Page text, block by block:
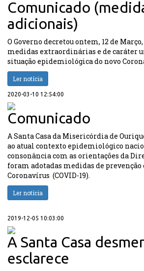
Comunicado
adicionais)
O Governo decretou ontem, 12 de
medidas extraordinárias e de caráter
situação epidemiológica do novo
Ler notícia
2020-03-10 12:54:00
Comunicado
A Santa Casa da Misericórdia de
ao atual contexto epidemiológico
consonância com as orientações da
foram adotadas medidas de prevenção
Coronavírus (COVID-19).
Ler notícia
2019-12-05 10:03:00
A Santa Casa
esclarece